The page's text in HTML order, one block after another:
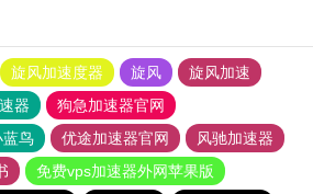
旋风加速度器 旋风
旋风加速
器
狗急加速器官网
蓝鸟 优途加速器官网
风驰加速器
免费vps加速器外网苹果版